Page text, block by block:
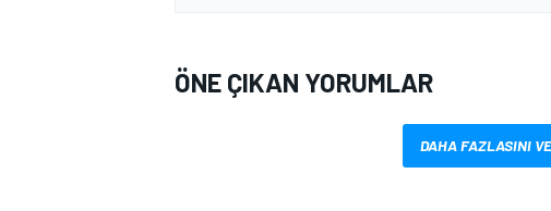
ÖNE ÇIKAN YORUMLAR
DAHA FAZLASINI